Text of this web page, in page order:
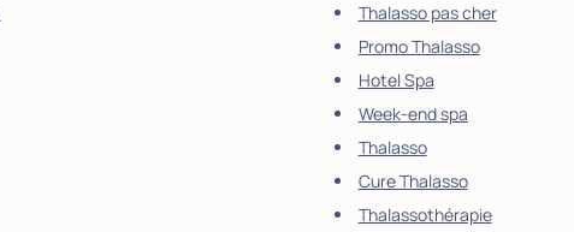
Thalasso pas cher
Promo Thalasso
Hotel Spa
Week-end spa
Thalasso
Cure Thalasso
Thalassothérapie